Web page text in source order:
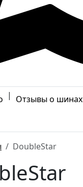
| Отзывы о шинах
DoubleStar